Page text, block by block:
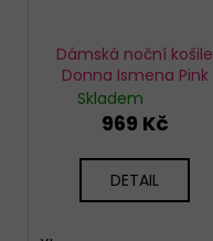
Dámská noční košile
Donna Ismena Pink
Skladem
969 Kč
DETAIL